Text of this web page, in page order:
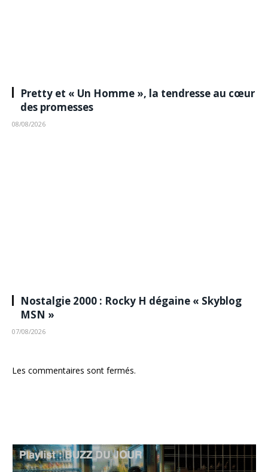
Pretty et « Un Homme », la tendresse au cœur
des promesses
08/08/2026
Nostalgie 2000 : Rocky H dégaine « Skyblog
MSN »
07/08/2026
Les commentaires sont fermés.